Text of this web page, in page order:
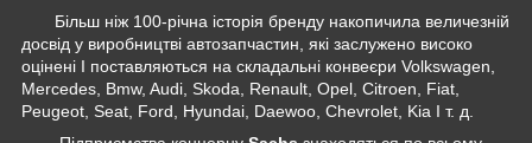
Більш ніж 100-річна історія бренду накопичила величезній
досвід у виробництві автозапчастин, які заслужено високо
оцінені І поставляються на складальні конвеєри Volkswagen,
Mercedes, Bmw, Audi, Skoda, Renault, Opel, Citroen, Fiat,
Peugeot, Seat, Ford, Hyundai, Daewoo, Chevrolet, Kia І т. д.